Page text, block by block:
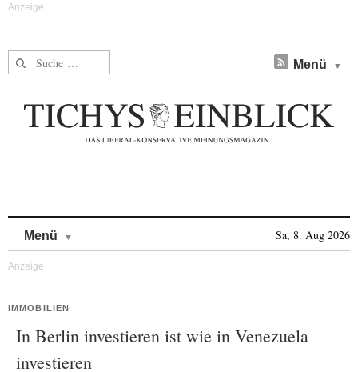
Suche nach: Menü
Menü Sa, 8. Aug 2026
IMMOBILIEN
In Berlin investieren ist wie in Venezuela
investieren